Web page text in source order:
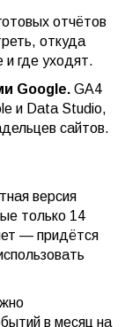
отчётов
откуда
где уходят.
Google. GA4
и Data Studio,
сайтов.
версия
только 14
— придётся
в месяц на